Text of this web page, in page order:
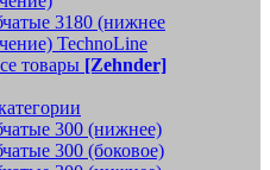
3180 (нижнее
TechnoLine
товары [Zehnder]
300 (нижнее)
300 (боковое)